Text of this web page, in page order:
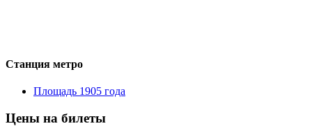
Станция метро
Площадь 1905 года
Цены на билеты